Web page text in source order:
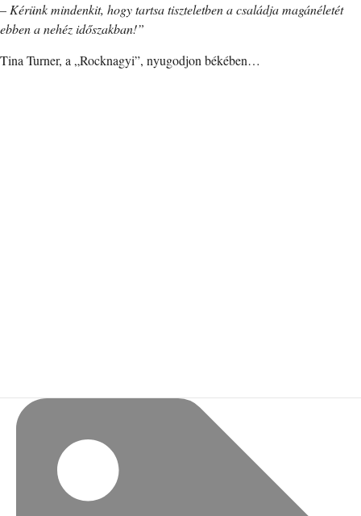
– Kérünk mindenkit, hogy tartsa tiszteletben a családja magánéletét
ebben a nehéz időszakban!”
Tina Turner, a „Rocknagyi”, nyugodjon békében…